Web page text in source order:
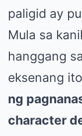
paligid ay
Mula sa
hanggang
eksenang
ng
character